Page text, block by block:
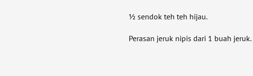
½ sendok teh teh hijau.
Perasan jeruk nipis dari 1 buah jeruk.